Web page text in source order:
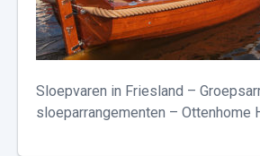
Sloepvaren in Friesland –
sloeparrangementen – Ottenhome